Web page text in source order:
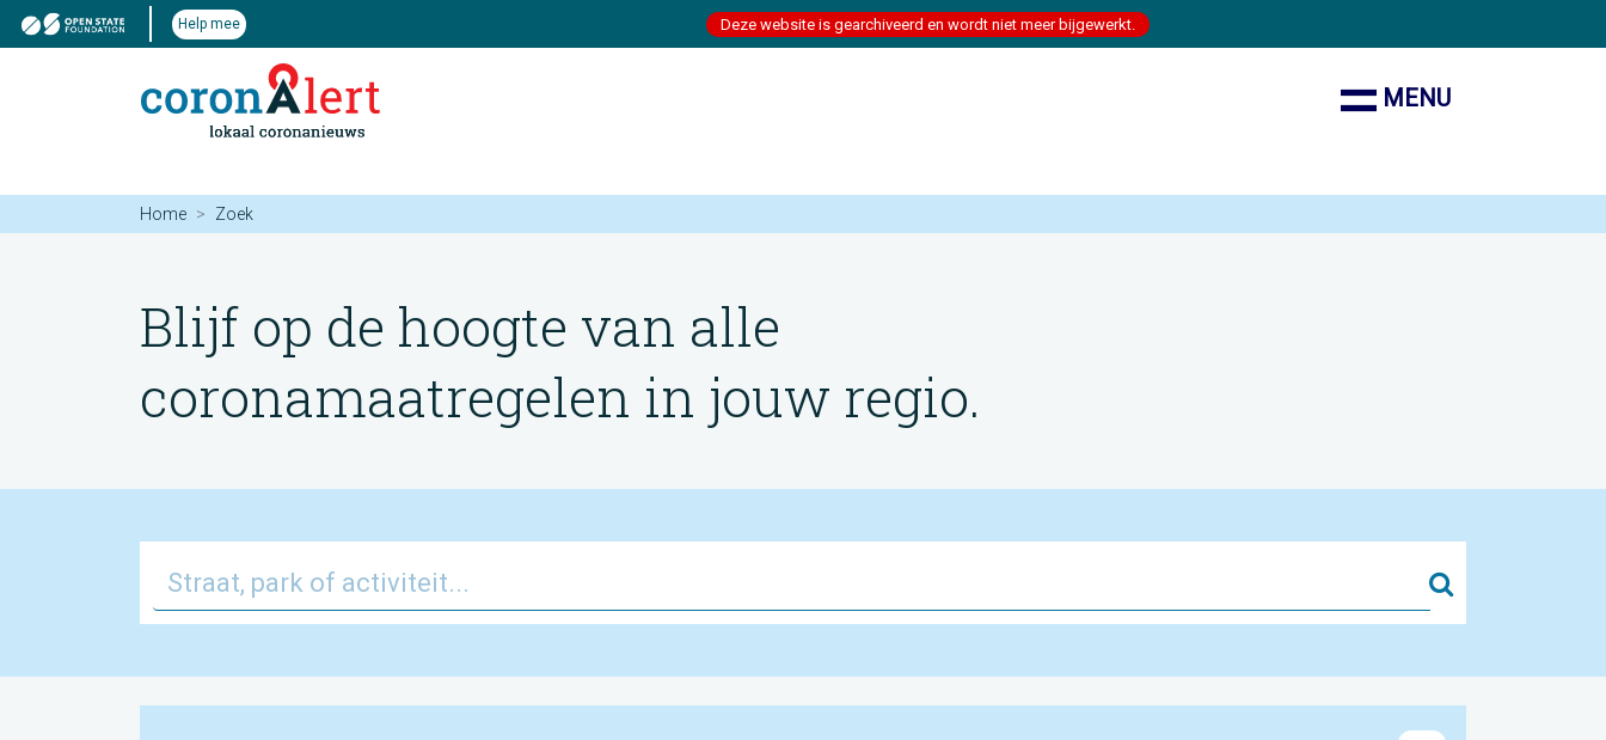
Help mee Deze website is gearchiveerd en wordt niet meer bijgewerkt.
MENU
Home Zoek
Blijf op de hoogte van alle
coronamaatregelen in jouw regio.
Zoek